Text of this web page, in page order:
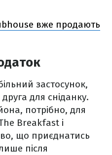
вже продають
застосунок,
для сніданку.
потрібно, для
Breakfast і
що приєднатись
після